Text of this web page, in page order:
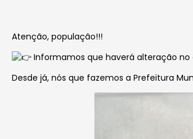
Atenção, população!!!
Informamos que haverá alteração
Desde já, nós que fazemos a Prefeitura